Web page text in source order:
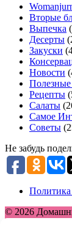
Вторые
Выпечка
Десерты
Закуски
Новости
Полезные
Рецепты
Салаты
Самое
Советы
Не забудь
Политика
© 2026